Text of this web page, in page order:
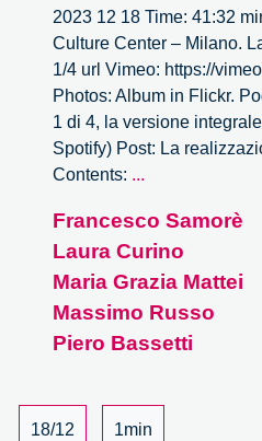
2023 12 18 Time: 41:32
Culture Center – Milano.
1/4 url Vimeo: https://
Photos: Album in Flickr.
1 di 4, la versione
Spotify) Post: La
Contents: ...
dell’improbabile
–
1/4
Francesco Samorè
Laura Curino
Maria Grazia Mattei
Massimo Russo
Piero Bassetti
18/12
1min